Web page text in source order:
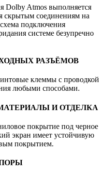
Dolby Atmos выполняется
скрытым соединениям на
подключения
системе безупречно
РАЗЪЁМОВ
клеммы с проводкой
любыми способами.
И ОТДЕЛКА
покрытие под черное
экран имеет устойчивую
покрытием.